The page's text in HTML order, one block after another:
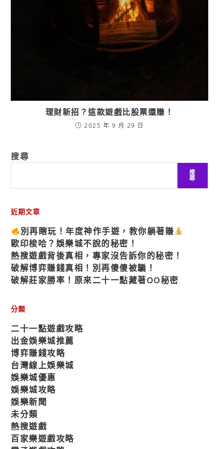
理財新招？這款遊戲比股票還賺！
2025 年 9 月 29 日
搜尋
搜
尋
近期文章
別再瞎玩！年度神作手遊，教你躺著賺
歐印梭哈？娛樂城不說的秘密！
熱搜遊戲背後真相，專家沒告訴你的秘密！
破解博弈賺錢真相！別再傻傻被騙！
破解莊家勝率！原來二十一點藏著OO秘密
分類
二十一點遊戲攻略
出金娛樂城推薦
博弈賺錢攻略
台灣線上娛樂城
娛樂城優惠
娛樂城攻略
娛樂新聞
未分類
熱搜遊戲
百家樂遊戲攻略